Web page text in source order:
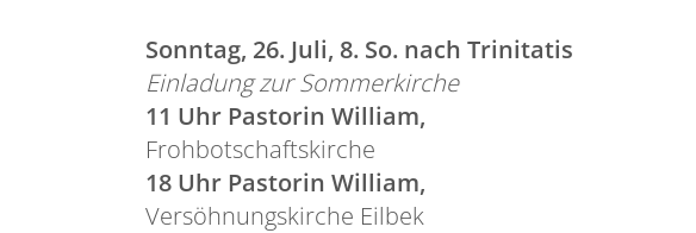
Sonntag, 26. Juli, 8. So. nach Trinitatis
Einladung zur Sommerkirche
11 Uhr Pastorin William,
Frohbotschaftskirche
18 Uhr Pastorin William,
Versöhnungskirche Eilbek